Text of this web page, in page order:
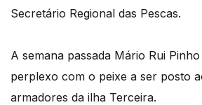
Secretário Regional das Pescas.
A semana passada Mário Rui
perplexo com o peixe a ser posto
armadores da ilha Terceira.